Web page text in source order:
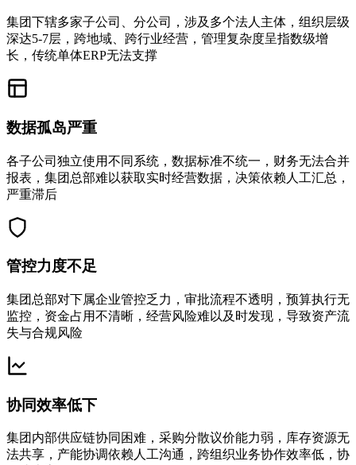
集团下辖多家子公司、分公司，涉及多个法人主体，组织层级
深达5-7层，跨地域、跨行业经营，管理复杂度呈指数级增
长，传统单体ERP无法支撑
数据孤岛严重
各子公司独立使用不同系统，数据标准不统一，财务无法合并
报表，集团总部难以获取实时经营数据，决策依赖人工汇总，
严重滞后
管控力度不足
集团总部对下属企业管控乏力，审批流程不透明，预算执行无
监控，资金占用不清晰，经营风险难以及时发现，导致资产流
失与合规风险
协同效率低下
集团内部供应链协同困难，采购分散议价能力弱，库存资源无
法共享，产能协调依赖人工沟通，跨组织业务协作效率低，协